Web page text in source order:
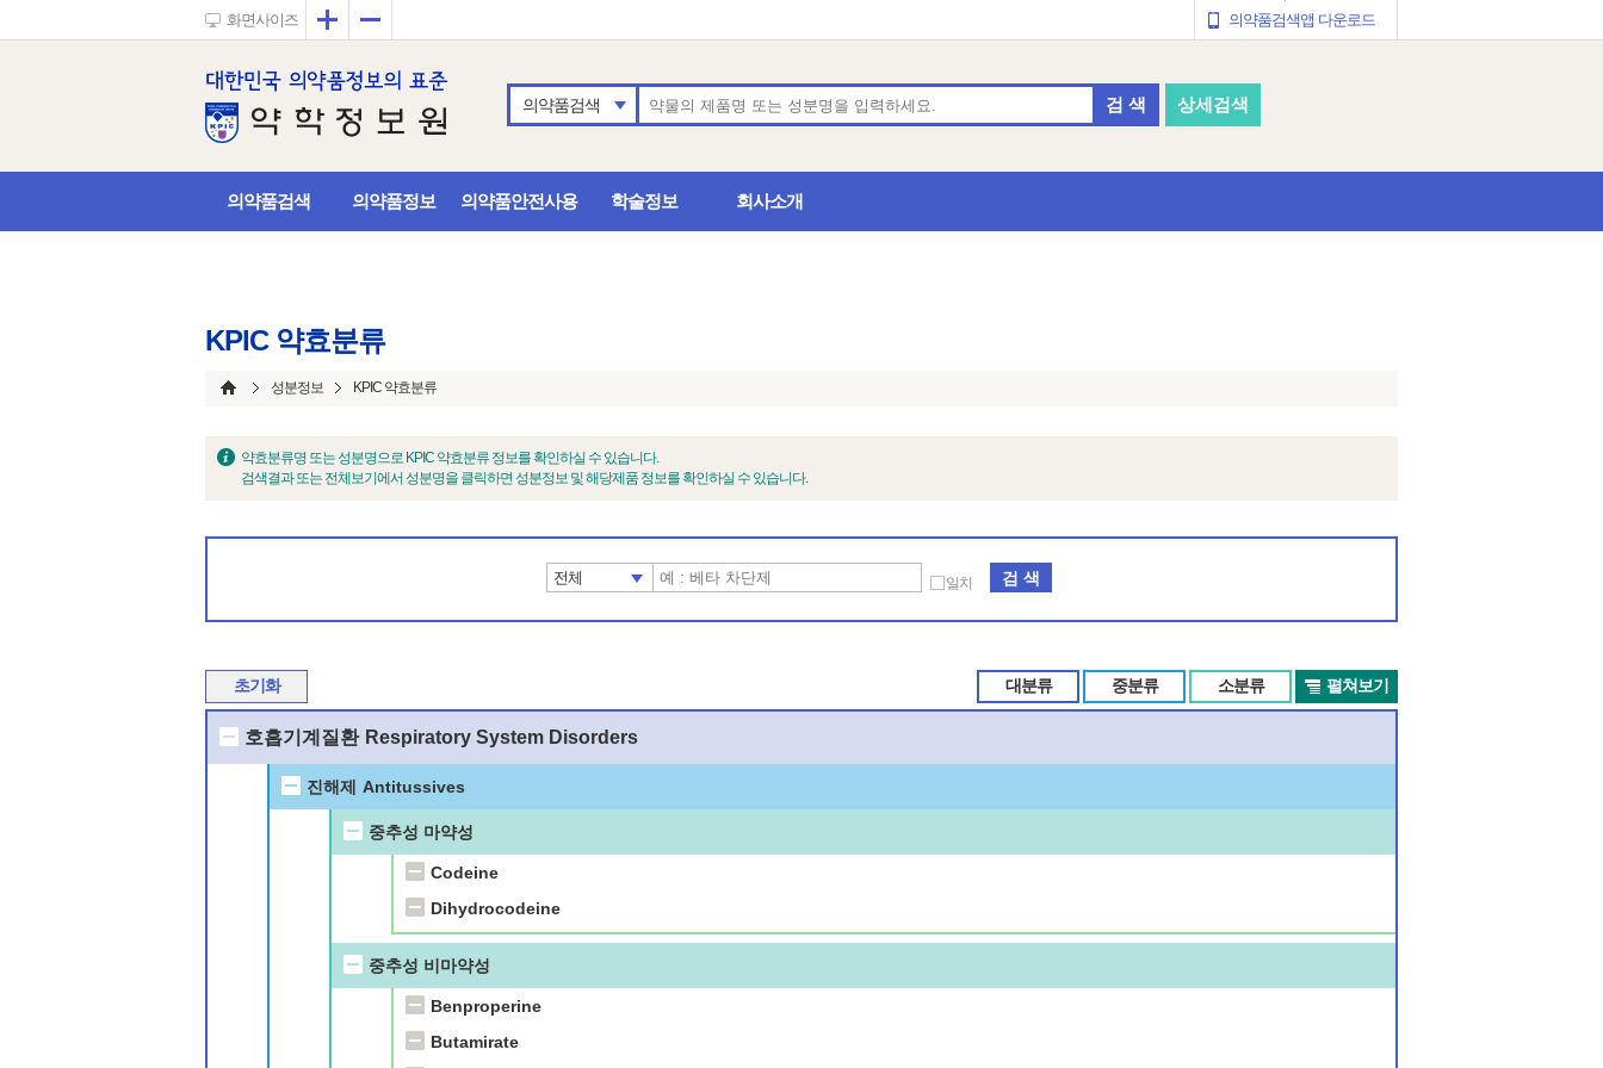
화면사이즈 확대 의약품검색앱 다운로드
의약품검색 검 색 상세검색
의약품검색 의약품정보 의약품안전사용 학술정보 회사소개
KPIC 약효분류
성분정보 KPIC 약효분류
약효분류명 또는 성분명으로 KPIC 약효분류 정보를 확인하실 수 있습니다.
검색결과 또는 전체보기에서 성분명을 클릭하면 성분정보 및 해당제품 정보를 확인하실 수 있습니다.
전체 일치 검 색
초기화 대분류 중분류 소분류 펼쳐보기
호흡기계질환 Respiratory System Disorders
진해제 Antitussives
중추성 마약성
Codeine
Dihydrocodeine
중추성 비마약성
Benproperine
Butamirate